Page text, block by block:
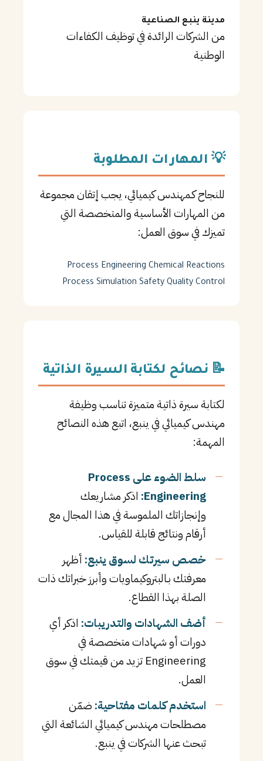
مدينة ينبع الصناعية
من الشركات الرائدة في توظيف الكفاءات
الوطنية
💡 المهارات المطلوبة
للنجاح كـمهندس كيميائي، يجب إتقان مجموعة
من المهارات الأساسية والمتخصصة التي
تميزك في سوق العمل:
Process Engineering Chemical Reactions
Process Simulation Safety Quality Control
📝 نصائح لكتابة السيرة الذاتية
لكتابة سيرة ذاتية متميزة تناسب وظيفة
مهندس كيميائي في ينبع، اتبع هذه النصائح
المهمة:
سلط الضوء على Process
Engineering: اذكر مشاريعك
وإنجازاتك الملموسة في هذا المجال مع
أرقام ونتائج قابلة للقياس.
خصص سيرتك لسوق ينبع: أظهر
معرفتك بـالبتروكيماويات وأبرز خبراتك ذات
الصلة بهذا القطاع.
أضف الشهادات والتدريبات: اذكر أي
دورات أو شهادات متخصصة في
Engineering تزيد من قيمتك في سوق
العمل.
استخدم كلمات مفتاحية: ضمّن
مصطلحات مهندس كيميائي الشائعة التي
تبحث عنها الشركات في ينبع.